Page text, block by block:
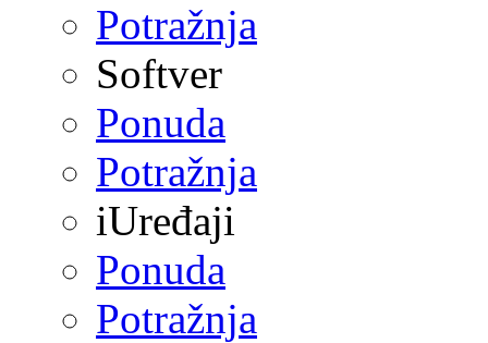
Potražnja
Softver
Ponuda
Potražnja
iUređaji
Ponuda
Potražnja